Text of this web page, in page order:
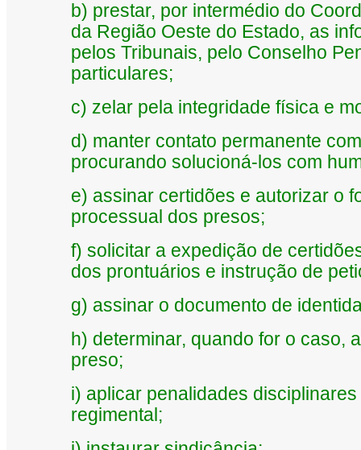
b) prestar, por intermédio do
da Região Oeste do Estado, as
pelos Tribunais, pelo Conselho
particulares;
c) zelar pela integridade física e
d) manter contato permanente
procurando solucioná-los com
e) assinar certidões e autorizar o
processual dos presos;
f) solicitar a expedição de
dos prontuários e instrução de
g) assinar o documento de
h) determinar, quando for o caso,
preso;
i) aplicar penalidades
regimental;